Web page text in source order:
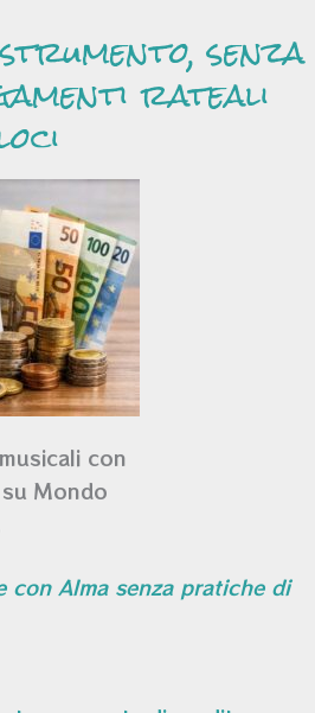
senza
rateali
con
Mondo
Alma senza pratiche di